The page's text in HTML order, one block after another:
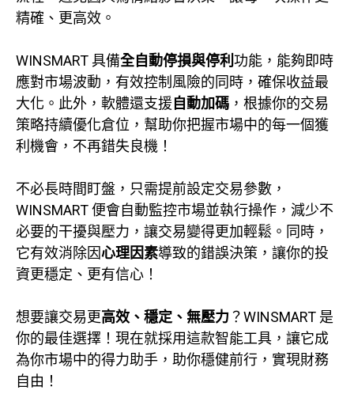
精確、更高效。
WINSMART 具備全自動停損與停利 功能，能夠即時
應對市場波動，有效控制風險的同時，確保收益最
大化。此外，軟體還支援自動加碼 ，根據你的交易
策略持續優化倉位，幫助你把握市場中的每一個獲
利機會，不再錯失良機！
不必長時間盯盤，只需提前設定交易參數，
WINSMART 便會自動監控市場並執行操作，減少不
必要的干擾與壓力，讓交易變得更加輕鬆。同時，
它有效消除因心理因素導致的錯誤決策，讓你的投
資更穩定、更有信心！
想要讓交易更高效、穩定、無壓力 ？WINSMART 是
你的最佳選擇！現在就採用這款智能工具，讓它成
為你市場中的得力助手，助你穩健前行，實現財務
自由！